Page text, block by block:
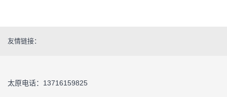
友情链接：
太原电话：13716159825